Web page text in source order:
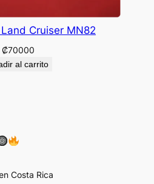
Land Cruiser MN82
₡70000
al carrito
Costa Rica